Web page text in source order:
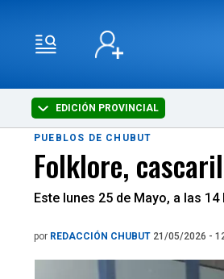
EDICIÓN PROVINCIAL
PUEBLOS DE CHUBUT
Folklore,
Este lunes 25 de Mayo, a las
por REDACCIÓN CHUBUT 21/05/2026 -